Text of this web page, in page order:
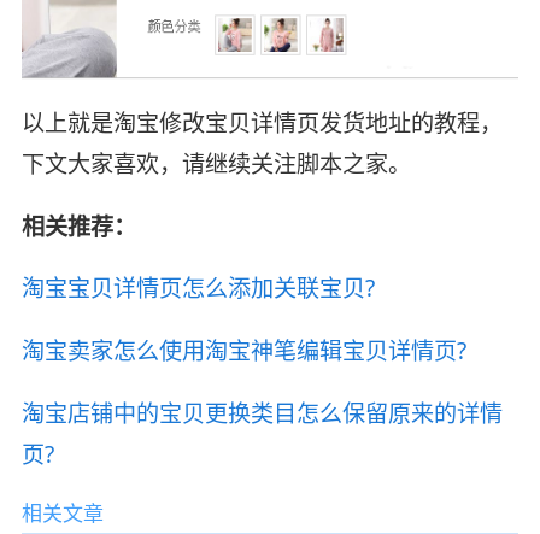
以上就是淘宝修改宝贝详情页发货地址的教程，
下文大家喜欢，请继续关注脚本之家。
相关推荐：
淘宝宝贝详情页怎么添加关联宝贝?
淘宝卖家怎么使用淘宝神笔编辑宝贝详情页?
淘宝店铺中的宝贝更换类目怎么保留原来的详情
页?
相关文章